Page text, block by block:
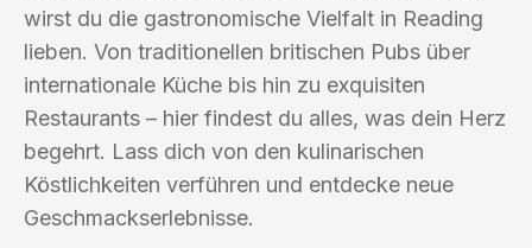
wirst du die gastronomische Vielfalt in Reading
lieben. Von traditionellen britischen Pubs über
internationale Küche bis hin zu exquisiten
Restaurants – hier findest du alles, was dein Herz
begehrt. Lass dich von den kulinarischen
Köstlichkeiten verführen und entdecke neue
Geschmackserlebnisse.